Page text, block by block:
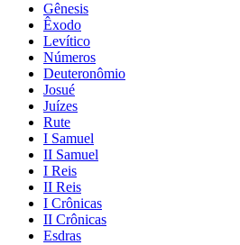
Gênesis
Êxodo
Levítico
Números
Deuteronômio
Josué
Juízes
Rute
I Samuel
II Samuel
I Reis
II Reis
I Crônicas
II Crônicas
Esdras